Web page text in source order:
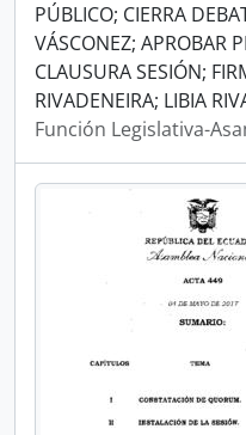
PÚBLICO; CIERRA
VÁSCONEZ; APROBAR
CLAUSURA SESIÓN;
RIVADENEIRA; LIBIA
Función Legislativa-